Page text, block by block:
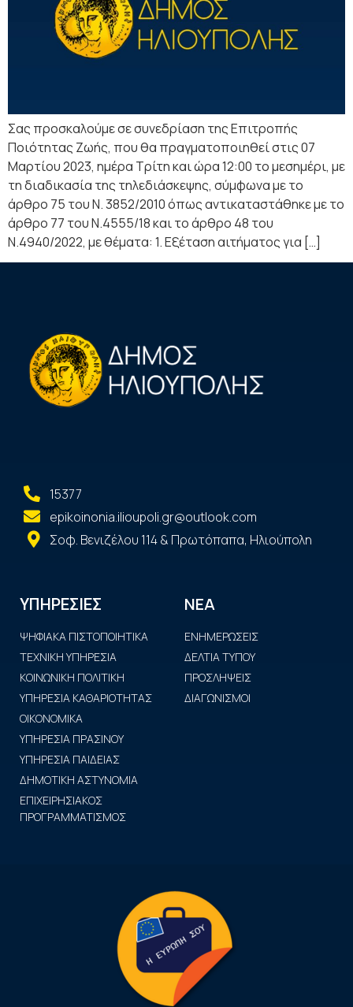
Σας προσκαλούμε σε συνεδρίαση της Επιτροπής
Ποιότητας Ζωής, που θα πραγματοποιηθεί στις 07
Μαρτίου 2023, ημέρα Τρίτη και ώρα 12:00 το μεσημέρι, με
τη διαδικασία της τηλεδιάσκεψης, σύμφωνα με τo
άρθρο 75 του Ν. 3852/2010 όπως αντικαταστάθηκε με το
άρθρο 77 του Ν.4555/18 και το άρθρο 48 του
Ν.4940/2022, με θέματα: 1. Εξέταση αιτήματος για […]
15377
epikoinonia.ilioupoli.gr@outlook.com
Σοφ. Βενιζέλου 114 & Πρωτόπαπα, Ηλιούπολη
ΥΠΗΡΕΣΙΕΣ
ΨΗΦΙΑΚΑ ΠΙΣΤΟΠΟΙΗΤΙΚΑ
ΤΕΧΝΙΚΗ ΥΠΗΡΕΣΙΑ
ΚΟΙΝΩΝΙΚΗ ΠΟΛΙΤΙΚΗ
ΥΠΗΡΕΣΙΑ ΚΑΘΑΡΙΟΤΗΤΑΣ
ΟΙΚΟΝΟΜΙΚΑ
ΥΠΗΡΕΣΙΑ ΠΡΑΣΙΝΟΥ
ΥΠΗΡΕΣΙΑ ΠΑΙΔΕΙΑΣ
ΔΗΜΟΤΙΚΗ ΑΣΤΥΝΟΜΙΑ
ΕΠΙΧΕΙΡΗΣΙΑΚΟΣ
ΠΡΟΓΡΑΜΜΑΤΙΣΜΟΣ
ΝΕΑ
ΕΝΗΜΕΡΩΣΕΙΣ
ΔΕΛΤΙΑ ΤΥΠΟΥ
ΠΡΟΣΛΗΨΕΙΣ
ΔΙΑΓΩΝΙΣΜΟΙ